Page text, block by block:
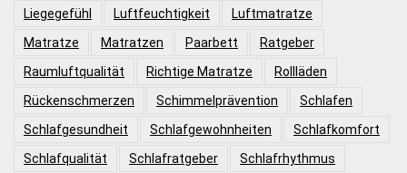
Liegegefühl
Luftfeuchtigkeit
Luftmatratze
Matratze
Matratzen Paarbett
Ratgeber
Raumluftqualität
Richtige Matratze
Rollläden
Rückenschmerzen
Schimmelprävention
Schlafen
Schlafgesundheit
Schlafgewohnheiten
Schlafkomfort
Schlafqualität
Schlafratgeber
Schlafrhythmus